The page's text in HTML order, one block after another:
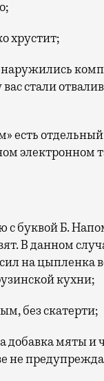
хрустит;
стали
есть
электронном
буквой Б.
В данном
на цыпленка
кухни;
без скатерти;
добавка мяты
не